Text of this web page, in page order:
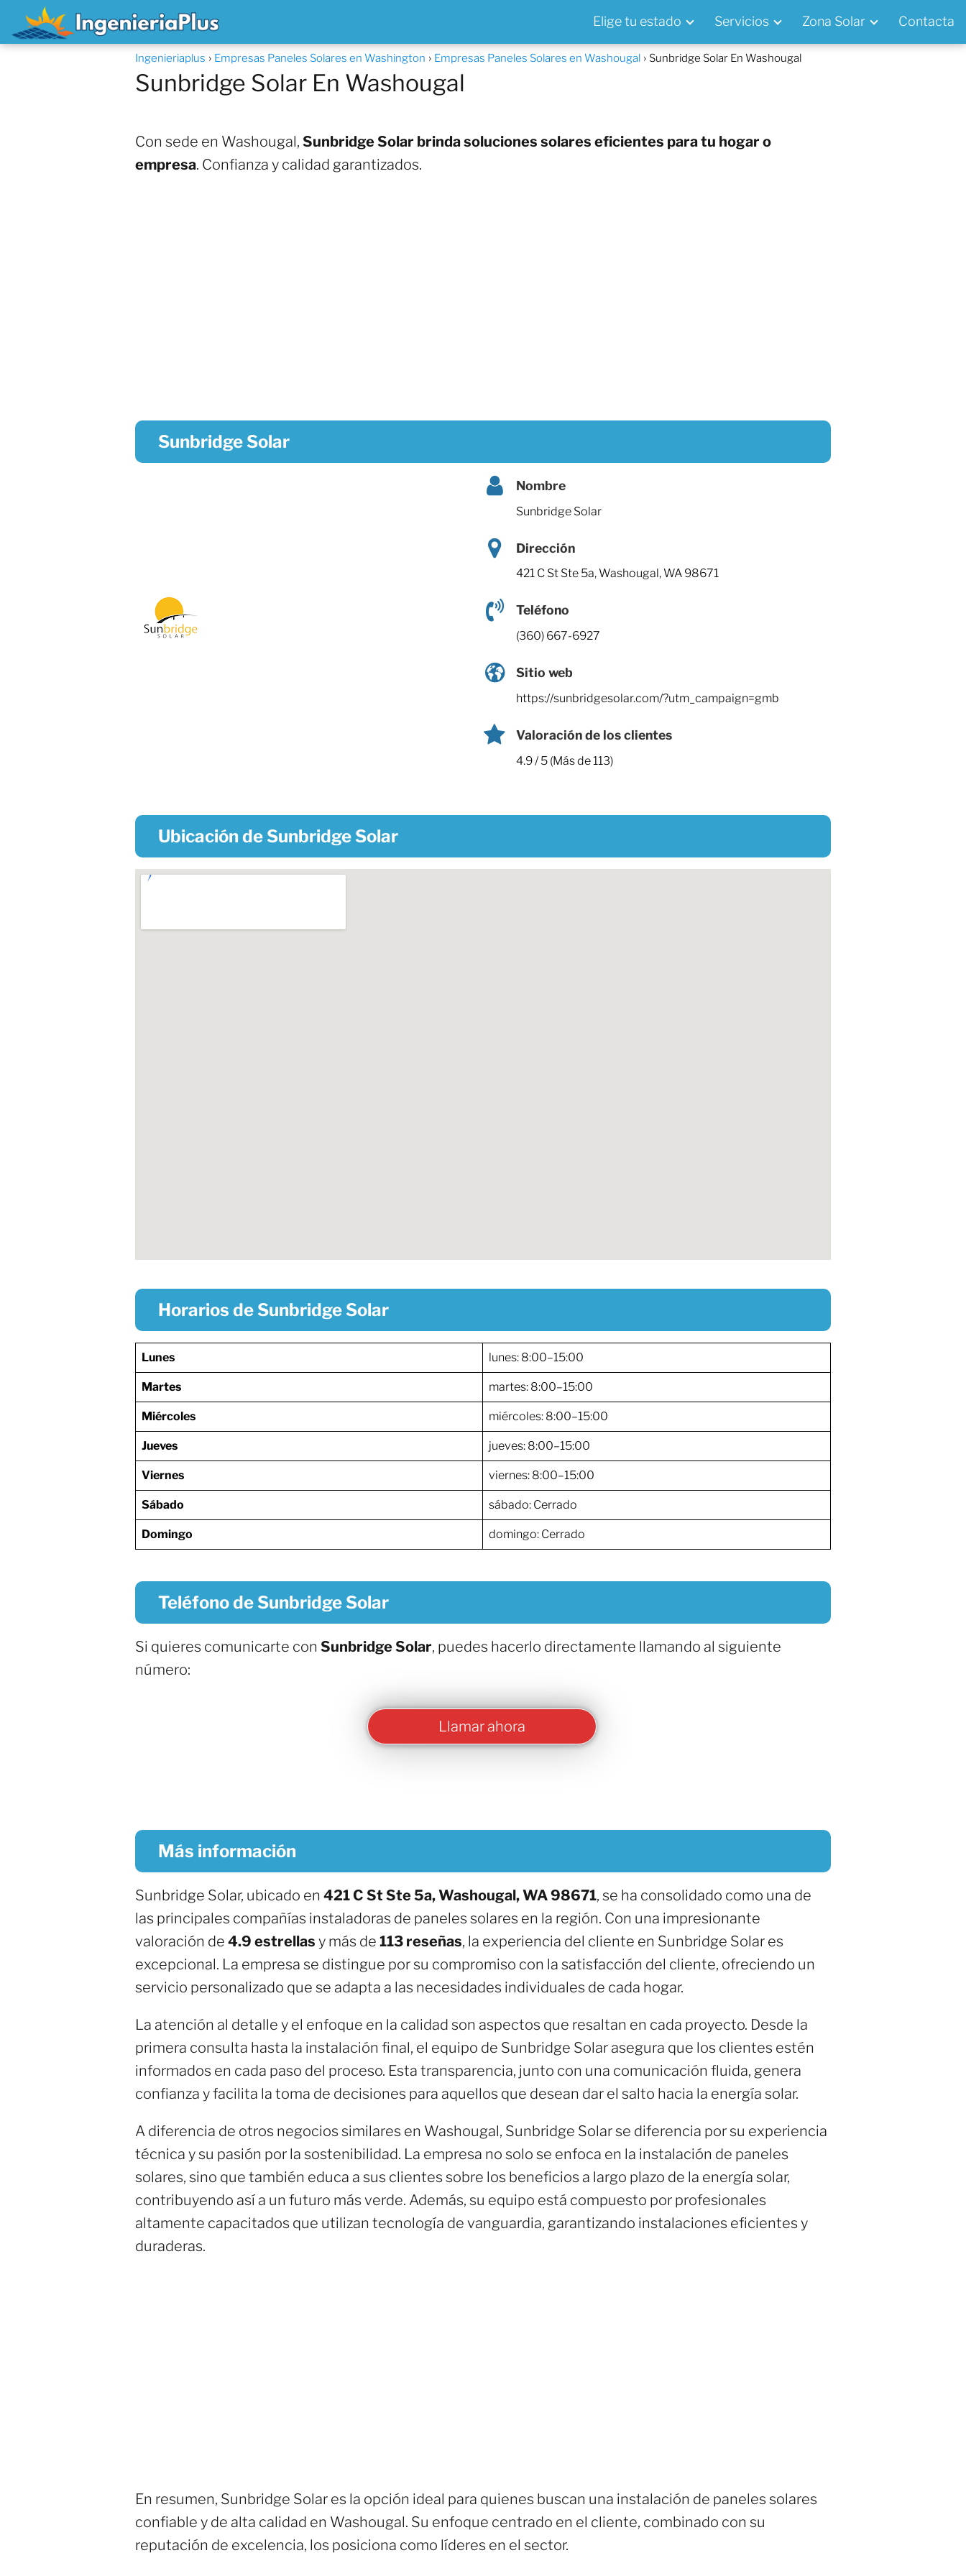
Elige tu estado Servicios Zona Solar Contacta
Ingenieriaplus Empresas Paneles Solares en Washington Empresas Paneles Solares en Washougal Sunbridge Solar En Washougal
Sunbridge Solar En Washougal
Con sede en Washougal, Sunbridge Solar brinda soluciones solares eficientes para tu hogar o
empresa. Confianza y calidad garantizados.
Sunbridge Solar
Nombre
Sunbridge Solar
Dirección
421 C St Ste 5a, Washougal, WA 98671
Teléfono
(360) 667-6927
Sitio web
https://sunbridgesolar.com/?utm_campaign=gmb
Valoración de los clientes
4.9 / 5 (Más de 113)
Ubicación de Sunbridge Solar
Horarios de Sunbridge Solar
Lunes lunes: 8:00–15:00
Martes martes: 8:00–15:00
Miércoles miércoles: 8:00–15:00
Jueves jueves: 8:00–15:00
Viernes viernes: 8:00–15:00
Sábado sábado: Cerrado
Domingo domingo: Cerrado
Teléfono de Sunbridge Solar
Si quieres comunicarte con Sunbridge Solar, puedes hacerlo directamente llamando al siguiente
número:
Llamar ahora
Más información
Sunbridge Solar, ubicado en 421 C St Ste 5a, Washougal, WA 98671, se ha consolidado como una de
las principales compañías instaladoras de paneles solares en la región. Con una impresionante
valoración de 4.9 estrellas y más de 113 reseñas, la experiencia del cliente en Sunbridge Solar es
excepcional. La empresa se distingue por su compromiso con la satisfacción del cliente, ofreciendo un
servicio personalizado que se adapta a las necesidades individuales de cada hogar.
La atención al detalle y el enfoque en la calidad son aspectos que resaltan en cada proyecto. Desde la
primera consulta hasta la instalación final, el equipo de Sunbridge Solar asegura que los clientes estén
informados en cada paso del proceso. Esta transparencia, junto con una comunicación fluida, genera
confianza y facilita la toma de decisiones para aquellos que desean dar el salto hacia la energía solar.
A diferencia de otros negocios similares en Washougal, Sunbridge Solar se diferencia por su experiencia
técnica y su pasión por la sostenibilidad. La empresa no solo se enfoca en la instalación de paneles
solares, sino que también educa a sus clientes sobre los beneficios a largo plazo de la energía solar,
contribuyendo así a un futuro más verde. Además, su equipo está compuesto por profesionales
altamente capacitados que utilizan tecnología de vanguardia, garantizando instalaciones eficientes y
duraderas.
En resumen, Sunbridge Solar es la opción ideal para quienes buscan una instalación de paneles solares
confiable y de alta calidad en Washougal. Su enfoque centrado en el cliente, combinado con su
reputación de excelencia, los posiciona como líderes en el sector.